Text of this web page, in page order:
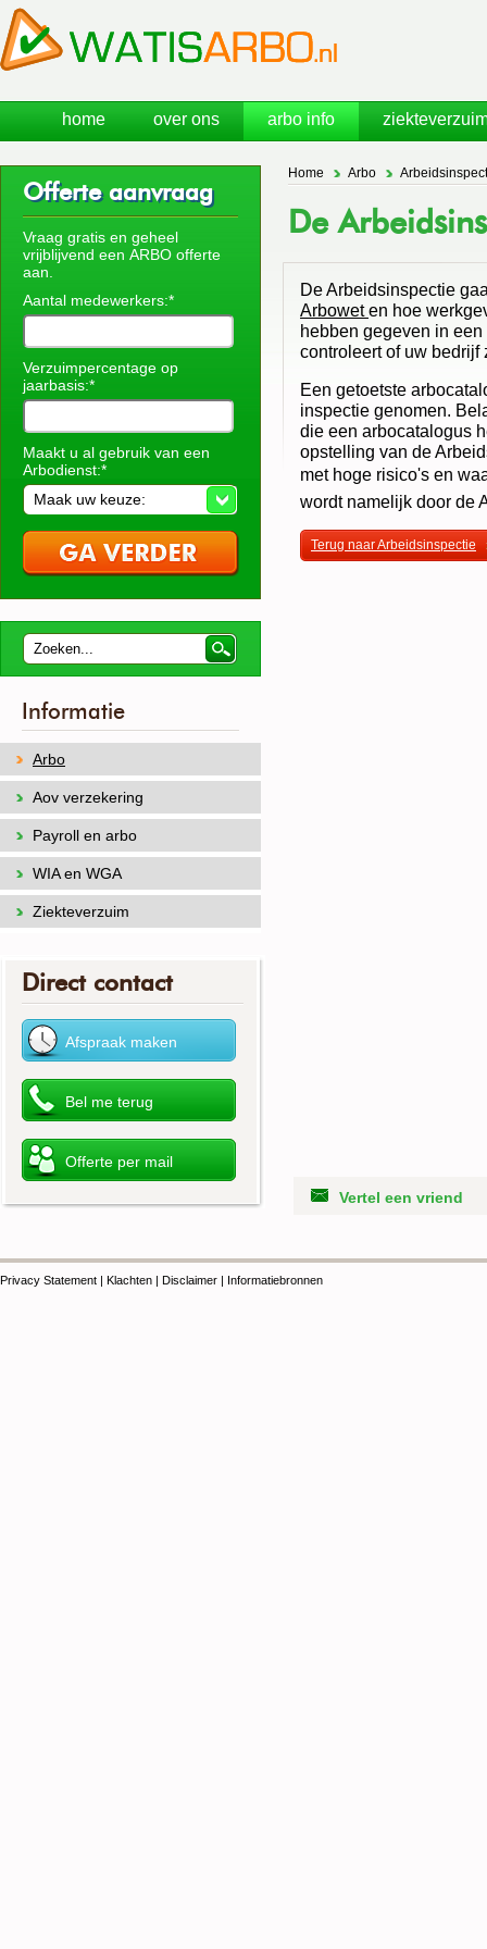
Home Arbo
De
De Arbeidsinspectie
Arboweten hoe
hebben gegeven in een
controleert of uw
Een getoetste
inspectie genomen.
die een arbocatalogus
opstelling van de
met hoge risico's en
wordt namelijk door de
Terug naar Arbeidsinspectie
Vertel een vriend
Offerte aanvraag
Vraag gratis en geheel
vrijblijvend een ARBO offerte
aan.
Aantal medewerkers:*
Verzuimpercentage op
jaarbasis:*
Maakt u al gebruik van een
Arbodienst:*
Maak uw keuze:
Informatie
Arbo
Aov verzekering
Payroll en arbo
WIA en WGA
Ziekteverzuim
Direct contact
Privacy Statement | Klachten | Disclaimer | Informatiebronnen
home over ons arbo info